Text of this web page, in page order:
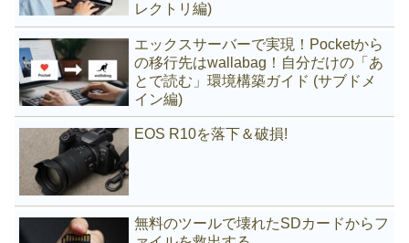
レクトリ編)
エックスサーバーで実現！Pocketから
の移行先はwallabag！自分だけの「あ
とで読む」環境構築ガイド (サブドメ
イン編)
EOS R10を落下＆破損!
無料のツールで壊れたSDカードからフ